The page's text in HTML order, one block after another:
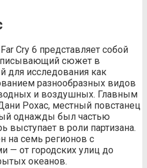
Cry 6 представляет собой
сюжет в
для исследования как
разнообразных видов
и воздушных. Главным
Рохас, местный повстанец
однажды был частью
выступает в роли партизана.
на семь регионов с
— от городских улиц до
океанов.